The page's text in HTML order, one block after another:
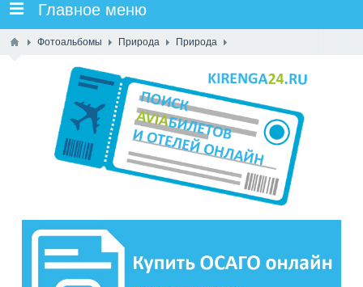
Главное меню
Фотоальбомы Природа Природа